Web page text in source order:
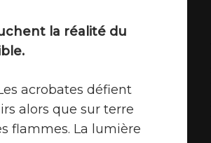
la réalité du
acrobates défient
alors que sur terre
flammes. La lumière